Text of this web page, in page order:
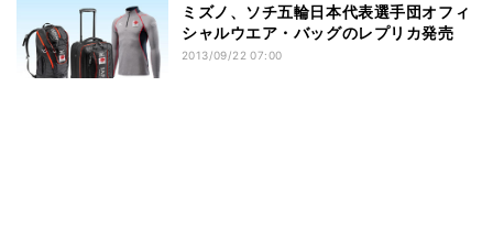
ミズノ、ソチ五輪日本代表選手団オフィ
シャルウエア・バッグのレプリカ発売
2013/09/22 07:00